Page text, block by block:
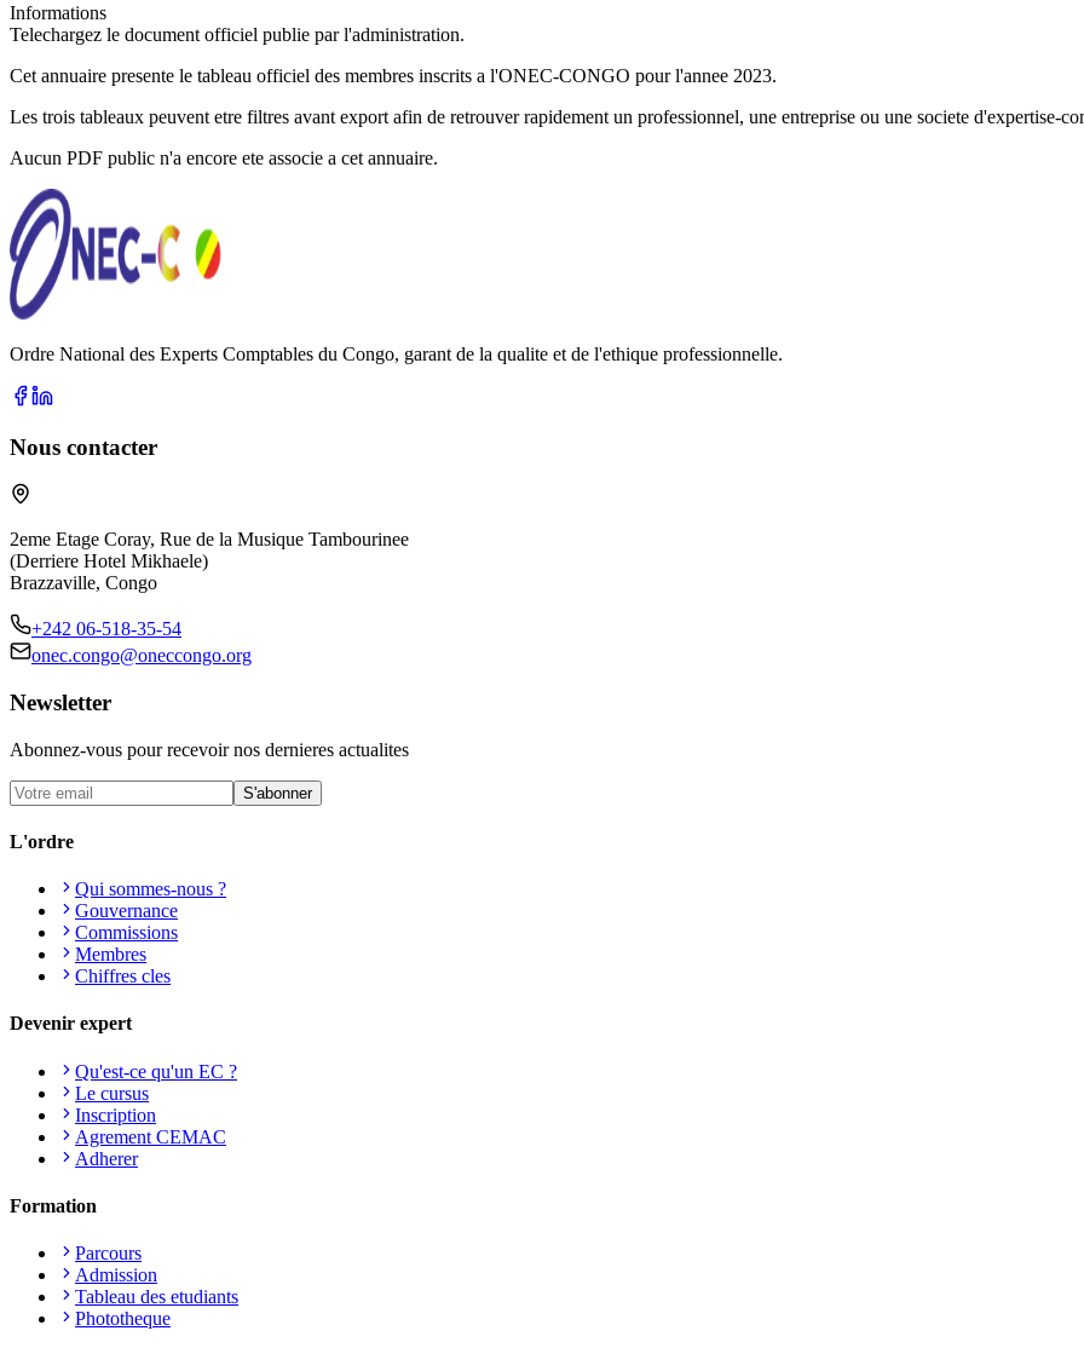
Informations
Telechargez le document officiel publie par l'administration.
Cet annuaire presente le tableau officiel des membres inscrits a l'ONEC-CONGO pour l'annee 2023.
Les trois tableaux peuvent etre filtres avant export afin de retrouver rapidement un professionnel, une entreprise ou une societe d'expertise-
Aucun PDF public n'a encore ete associe a cet annuaire.
Ordre National des Experts Comptables du Congo, garant de la qualite et de l'ethique professionnelle.
Nous contacter
2eme Etage Coray, Rue de la Musique Tambourinee
(Derriere Hotel Mikhaele)
Brazzaville, Congo
+242 06-518-35-54
onec.congo@oneccongo.org
Newsletter
Abonnez-vous pour recevoir nos dernieres actualites
S'abonner
L'ordre
Qui sommes-nous ?
Gouvernance
Commissions
Membres
Chiffres cles
Devenir expert
Qu'est-ce qu'un EC ?
Le cursus
Inscription
Agrement CEMAC
Adherer
Formation
Parcours
Admission
Tableau des etudiants
Phototheque